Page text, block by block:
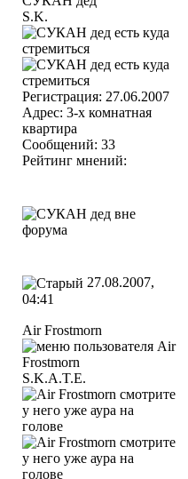
S.K.
Регистрация: 27.06.2007
Адрес: 3-х комнатная
квартира
Сообщений: 33
Рейтинг мнений:
27.08.2007,
04:41
Air Frostmorn
S.K.A.T.E.